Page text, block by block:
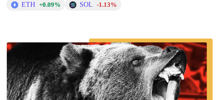
ETH +0.09% SOL -1.13%